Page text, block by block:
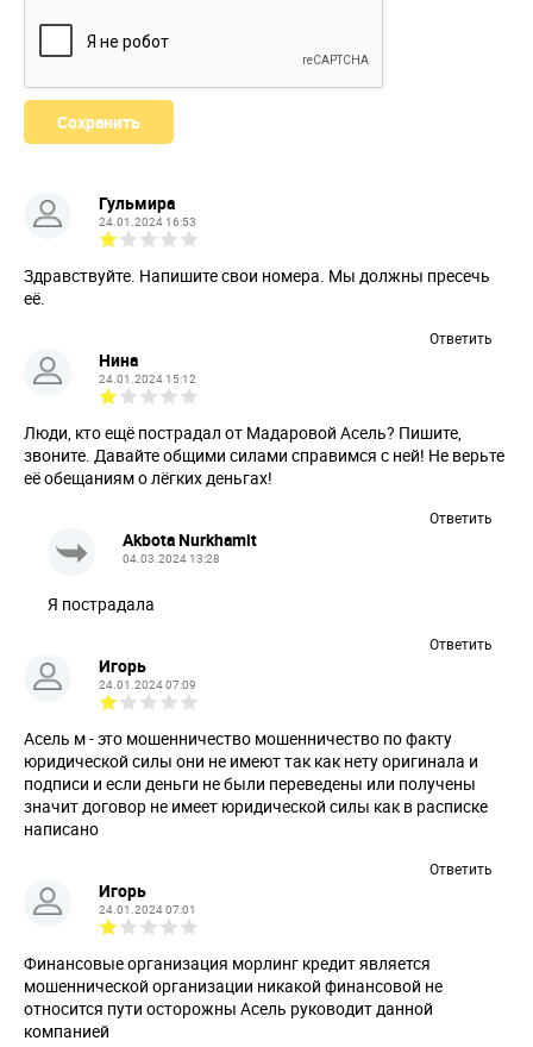
Гульмира
24.01.2024 16:53
Здравствуйте. Напишите свои номера. Мы должны пресечь
её.
Ответить
Нина
24.01.2024 15:12
Люди, кто ещё пострадал от Мадаровой Асель? Пишите,
звоните. Давайте общими силами справимся с ней! Не верьте
её обещаниям о лёгких деньгах!
Ответить
Akbota Nurkhamit
04.03.2024 13:28
Я пострадала
Ответить
Игорь
24.01.2024 07:09
Асель м - это мошенничество мошенничество по факту
юридической силы они не имеют так как нету оригинала и
подписи и если деньги не были переведены или получены
значит договор не имеет юридической силы как в расписке
написано
Ответить
Игорь
24.01.2024 07:01
Финансовые организация морлинг кредит является
мошеннической организации никакой финансовой не
относится пути осторожны Асель руководит данной
компанией